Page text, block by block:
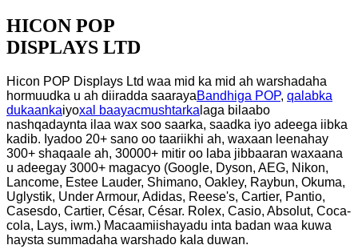
HICON POP
DISPLAYS LTD
Hicon POP Displays Ltd waa mid ka mid ah warshadaha
hormuudka u ah diiradda saarayaBandhiga POP, qalabka
dukaankaiyoxal baayacmushtarka laga bilaabo
nashqadaynta ilaa wax soo saarka, saadka iyo adeega iibka
kadib. Iyadoo 20+ sano oo taariikhi ah, waxaan leenahay
300+ shaqaale ah, 30000+ mitir oo laba jibbaaran waxaana
u adeegay 3000+ magacyo (Google, Dyson, AEG, Nikon,
Lancome, Estee Lauder, Shimano, Oakley, Raybun, Okuma,
Uglystik, Under Armour, Adidas, Reese's, Cartier, Pantio,
Casesdo, Cartier, César, César. Rolex, Casio, Absolut, Coca-
cola, Lays, iwm.) Macaamiishayadu inta badan waa kuwa
haysta summadaha warshado kala duwan.